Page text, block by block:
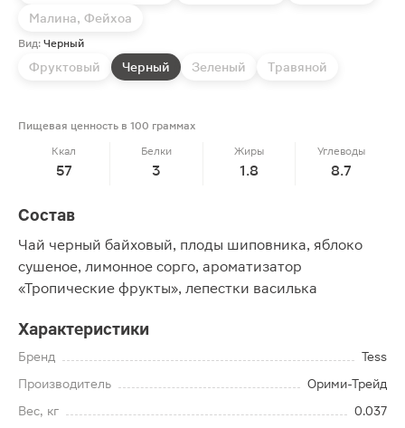
Малина, Фейхоа
Вид: Черный
Фруктовый Черный Зеленый Травяной
Пищевая ценность в 100 граммах
Ккал
57
Белки
3
Жиры
1.8
Углеводы
8.7
Состав
Чай черный байховый, плоды шиповника, яблоко
сушеное, лимонное сорго, ароматизатор
«Тропические фрукты», лепестки василька
Характеристики
Бренд
Tess
Производитель
Орими-Трейд
Вес, кг
0.037